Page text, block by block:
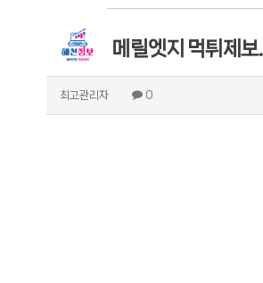
메릴엣지 먹튀제보.
최고관리자 0